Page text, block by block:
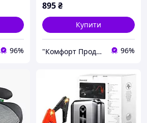
96%
895₴
Купити
"Комфорт Продукт" 96%